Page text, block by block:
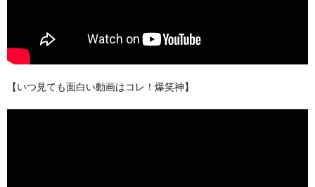
【いつ見ても面白い動画はコレ！爆笑神】